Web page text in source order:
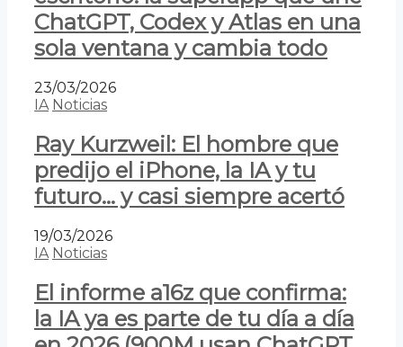
ChatGPT, Codex y Atlas en una
sola ventana y cambia todo
23/03/2026
IA Noticias
Ray Kurzweil: El hombre que
predijo el iPhone, la IA y tu
futuro… y casi siempre acertó
19/03/2026
IA Noticias
El informe a16z que confirma:
la IA ya es parte de tu día a día